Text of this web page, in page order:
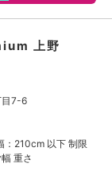
上野
目7-6
：210cm 以下 制限
重さ